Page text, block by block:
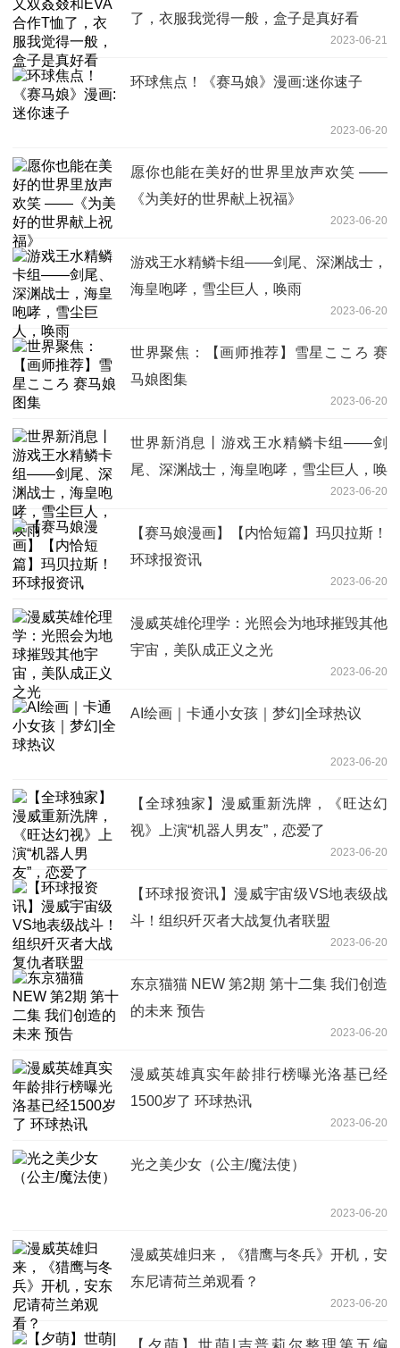
了，衣服我觉得一般，盒子是真好看
2023-06-21
环球焦点！《赛马娘》漫画:迷你速子
2023-06-20
愿你也能在美好的世界里放声欢笑 ——
《为美好的世界献上祝福》
2023-06-20
游戏王水精鳞卡组——剑尾、深渊战士，
海皇咆哮，雪尘巨人，唤雨
2023-06-20
世界聚焦：【画师推荐】雪星こころ 赛
马娘图集
2023-06-20
世界新消息丨游戏王水精鳞卡组——剑
尾、深渊战士，海皇咆哮，雪尘巨人，唤
2023-06-20
【赛马娘漫画】【内恰短篇】玛贝拉斯！
环球报资讯
2023-06-20
漫威英雄伦理学：光照会为地球摧毁其他
宇宙，美队成正义之光
2023-06-20
AI绘画｜卡通小女孩｜梦幻|全球热议
2023-06-20
【全球独家】漫威重新洗牌，《旺达幻
视》上演“机器人男友”，恋爱了
2023-06-20
【环球报资讯】漫威宇宙级VS地表级战
斗！组织歼灭者大战复仇者联盟
2023-06-20
东京猫猫 NEW 第2期 第十二集 我们创造
的未来 预告
2023-06-20
漫威英雄真实年龄排行榜曝光洛基已经
1500岁了 环球热讯
2023-06-20
光之美少女（公主/魔法使）
2023-06-20
漫威英雄归来，《猎鹰与冬兵》开机，安
东尼请荷兰弟观看？
2023-06-20
【夕萌】世萌|吉普莉尔整理第五编